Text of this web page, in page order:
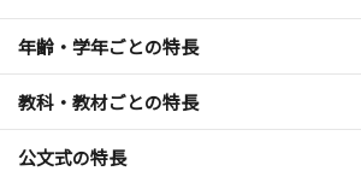
年齢・学年ごとの特長
教科・教材ごとの特長
公文式の特長